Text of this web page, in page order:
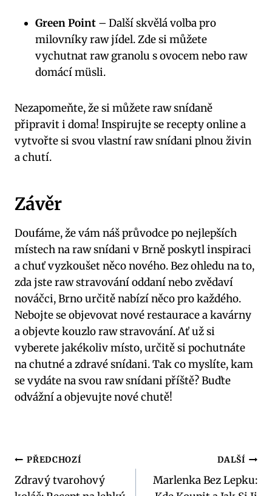
Green Point – Další skvělá volba pro
milovníky raw jídel. Zde si můžete
vychutnat raw granolu s ovocem nebo raw
domácí müsli.
Nezapomeňte, že si můžete raw snídaně
připravit i doma! Inspirujte se recepty online a
vytvořte si svou vlastní raw snídani plnou živin
a chutí.
Závěr
Doufáme, že vám náš průvodce po nejlepších
místech na raw snídani v Brně poskytl inspiraci
a chuť vyzkoušet něco nového. Bez ohledu na to,
zda jste raw stravování oddaní nebo zvědaví
nováčci, Brno určitě nabízí něco pro každého.
Nebojte se objevovat nové restaurace a kavárny
a objevte kouzlo raw stravování. Ať už si
vyberete jakékoliv místo, určitě si pochutnáte
na chutné a zdravé snídani. Tak co myslíte, kam
se vydáte na svou raw snídani příště? Buďte
odvážní a objevujte nové chutě!
Navigace
pro
PŘEDCHOZÍ
Zdravý tvarohový
DALŠÍ
Marlenka Bez Lepku: